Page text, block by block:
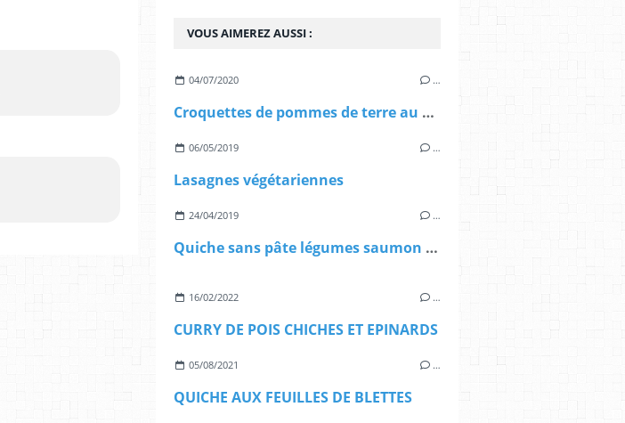
VOUS AIMEREZ AUSSI :
04/07/2020 …
Croquettes de pommes de terre au Chaource
06/05/2019 …
Lasagnes végétariennes
24/04/2019 …
Quiche sans pâte légumes saumon chèvre
16/02/2022 …
CURRY DE POIS CHICHES ET EPINARDS
05/08/2021 …
QUICHE AUX FEUILLES DE BLETTES